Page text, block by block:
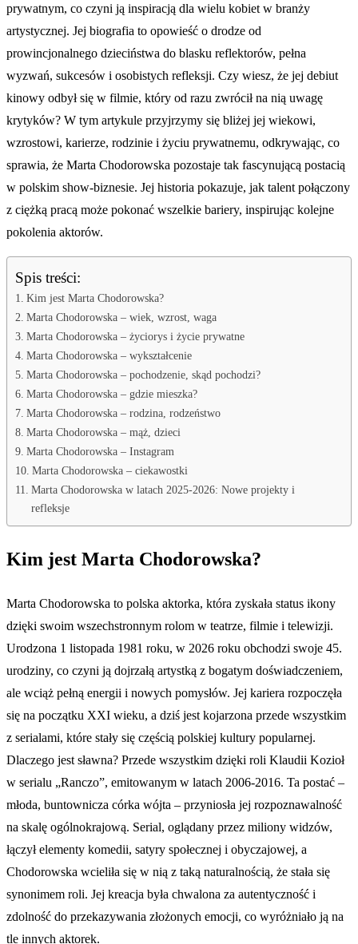
prywatnym, co czyni ją inspiracją dla wielu kobiet w branży
artystycznej. Jej biografia to opowieść o drodze od
prowincjonalnego dzieciństwa do blasku reflektorów, pełna
wyzwań, sukcesów i osobistych refleksji. Czy wiesz, że jej debiut
kinowy odbył się w filmie, który od razu zwrócił na nią uwagę
krytyków? W tym artykule przyjrzymy się bliżej jej wiekowi,
wzrostowi, karierze, rodzinie i życiu prywatnemu, odkrywając, co
sprawia, że Marta Chodorowska pozostaje tak fascynującą postacią
w polskim show-biznesie. Jej historia pokazuje, jak talent połączony
z ciężką pracą może pokonać wszelkie bariery, inspirując kolejne
pokolenia aktorów.
Spis treści:
Kim jest Marta Chodorowska?
Marta Chodorowska – wiek, wzrost, waga
Marta Chodorowska – życiorys i życie prywatne
Marta Chodorowska – wykształcenie
Marta Chodorowska – pochodzenie, skąd pochodzi?
Marta Chodorowska – gdzie mieszka?
Marta Chodorowska – rodzina, rodzeństwo
Marta Chodorowska – mąż, dzieci
Marta Chodorowska – Instagram
Marta Chodorowska – ciekawostki
Marta Chodorowska w latach 2025-2026: Nowe projekty i
refleksje
Kim jest Marta Chodorowska?
Marta Chodorowska to polska aktorka, która zyskała status ikony
dzięki swoim wszechstronnym rolom w teatrze, filmie i telewizji.
Urodzona 1 listopada 1981 roku, w 2026 roku obchodzi swoje 45.
urodziny, co czyni ją dojrzałą artystką z bogatym doświadczeniem,
ale wciąż pełną energii i nowych pomysłów. Jej kariera rozpoczęła
się na początku XXI wieku, a dziś jest kojarzona przede wszystkim
z serialami, które stały się częścią polskiej kultury popularnej.
Dlaczego jest sławna? Przede wszystkim dzięki roli Klaudii Kozioł
w serialu „Ranczo”, emitowanym w latach 2006-2016. Ta postać –
młoda, buntownicza córka wójta – przyniosła jej rozpoznawalność
na skalę ogólnokrajową. Serial, oglądany przez miliony widzów,
łączył elementy komedii, satyry społecznej i obyczajowej, a
Chodorowska wcieliła się w nią z taką naturalnością, że stała się
synonimem roli. Jej kreacja była chwalona za autentyczność i
zdolność do przekazywania złożonych emocji, co wyróżniało ją na
tle innych aktorek.